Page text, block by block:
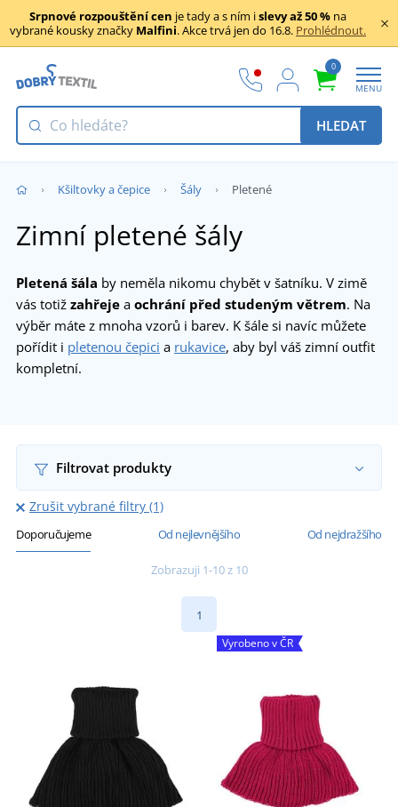
Srpnové rozpouštění cen je tady a s ním islevy až 50 % na
vybrané kousky značky Malfini. Akce trvá jen do 16.8. Prohlédnout.
0
MENU
HLEDAT
Kšiltovky a čepice Šály Pletené
Zimní pletené šály
Pletená šála by neměla nikomu chybět v šatníku. V zimě
vás totiž zahřeje a ochrání před studeným větrem. Na
výběr máte z mnoha vzorů i barev. K šále si navíc můžete
pořídit i pletenou čepici a rukavice, aby byl váš zimní outfit
kompletní.
Filtrovat produkty
Zrušit vybrané filtry (1)
Doporučujeme Od nejlevnějšího Od nejdražšího
Zobrazuji 1-10 z 10
1
Vyrobeno v ČR